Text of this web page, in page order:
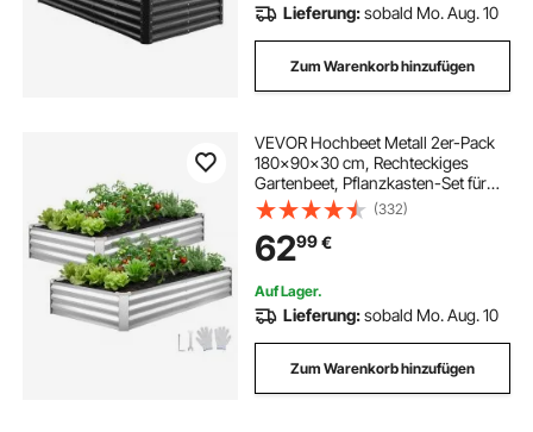
Lieferung:sobald Mo. Aug. 10
Zum Warenkorb hinzufügen
VEVOR Hochbeet Metall 2er-Pack
180x90x30 cm, Rechteckiges
Gartenbeet, Pflanzkasten-Set für
Außenbereich, Gemüsebeet mit
Handschuhen, Blumenbeet
Bodenlos, Pflanzbeet für Blumen &
Gemüse, Silber
(332)
6299€
Auf Lager.
Lieferung:sobald Mo. Aug. 10
Zum Warenkorb hinzufügen